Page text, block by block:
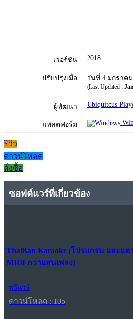
เวอร์ชัน 2018
ปรับปรุงเมื่อ วันที่ 4 มกราคม
(Last Updated :
ผู้พัฒนา Ubiquitous
แพลตฟอร์ม
รีวิว
ดาวน์โหลด
สั่งซื้อ
ซอฟต์แวร์ที่เกี่ยวข้อง
ThaiBan Karaoke (โปรแกรม และแอ
MIDI กว่าแสนเพลง)
ฟรีแวร์
ดาวน์โหลด : 105